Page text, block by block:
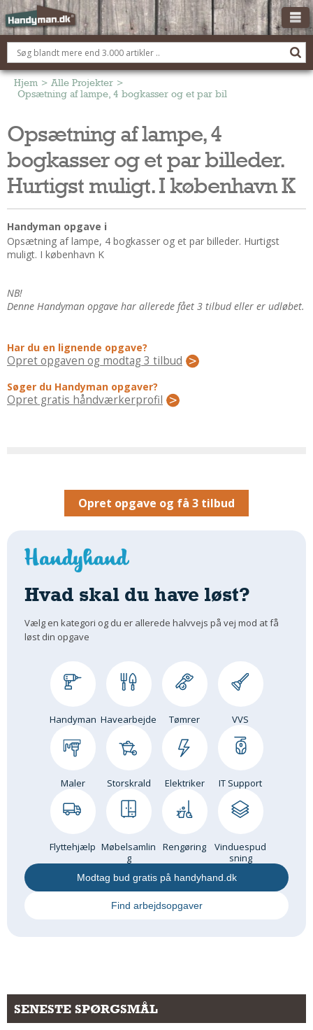
OM HANDYMAN.DK
FÅ 3 TILBUD
ANNONCERING
BOLIG KØBERÅDGIVNING
TØMRER/SNEDKER
Montage Og Nybyg
Reparation Og Vedligehold
Om Materialer
Om Værktøj
ELEKTRIKER
Om Materialer
VVS
Kan Det Males?
Reparationer
Om Materialer
GLARMESTER
Om Materialer
HANDYMAN
GARTNER
Belægning
Rengøring Af Overflader
Hjem > Alle Projekter >
Opsætning af lampe, 4 bogkasser og et par billeder. Hurtigst
Opsætning af lampe, 4
bogkasser og et par billeder.
Hurtigst muligt. I københavn K
Handyman opgave i
Opsætning af lampe, 4 bogkasser og et par billeder. Hurtigst
muligt. I københavn K
NB!
Denne Handyman opgave har allerede fået 3 tilbud eller er udløbet.
Har du en lignende opgave?
Opret opgaven og modtag 3 tilbud
Søger du Handyman opgaver?
Opret gratis håndværkerprofil
Opret opgave og få 3 tilbud
Hvad skal du have løst?
Vælg en kategori og du er allerede halvvejs på vej mod at få
løst din opgave
Handyman Havearbejde Tømrer VVS
Maler Storskrald Elektriker IT Support
Flyttehjælp Møbelsamlin
g
Rengøring
Vinduespud
sning
Modtag bud gratis på handyhand.dk
Find arbejdsopgaver
SENESTE SPØRGSMÅL